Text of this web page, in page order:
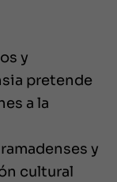
y
pretende
a la
y
cultural